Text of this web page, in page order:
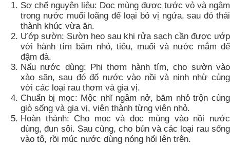
Sơ chế nguyên liệu: Dọc mùng được tước vỏ và ngâm
trong nước muối loãng để loại bỏ vị ngứa, sau đó thái
thành khúc vừa ăn.
Ướp sườn: Sườn heo sau khi rửa sạch cần được ướp
với hành tím băm nhỏ, tiêu, muối và nước mắm để
đậm đà.
Nấu nước dùng: Phi thơm hành tím, cho sườn vào
xào săn, sau đó đổ nước vào nồi và ninh nhừ cùng
với các loại rau thơm và gia vị.
Chuẩn bị mọc: Mộc nhĩ ngâm nở, băm nhỏ trộn cùng
giò sống và gia vị, viên thành từng viên nhỏ.
Hoàn thành: Cho mọc và dọc mùng vào nồi nước
dùng, đun sôi. Sau cùng, cho bún và các loại rau sống
vào tô, rồi múc nước dùng nóng hổi lên trên.